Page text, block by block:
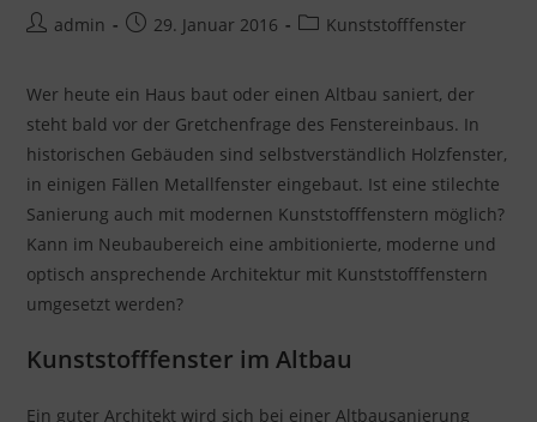
Beitrags-
admin
Beitrag29. Januar 2016
Beitrags-
Kunststofffenster
Wer heute ein Haus baut oder einen Altbau saniert, der
steht bald vor der Gretchenfrage des Fenstereinbaus. In
historischen Gebäuden sind selbstverständlich Holzfenster,
in einigen Fällen Metallfenster eingebaut. Ist eine stilechte
Sanierung auch mit modernen Kunststofffenstern möglich?
Kann im Neubaubereich eine ambitionierte, moderne und
optisch ansprechende Architektur mit Kunststofffenstern
umgesetzt werden?
Kunststofffenster im Altbau
Ein guter Architekt wird sich bei einer Altbausanierung